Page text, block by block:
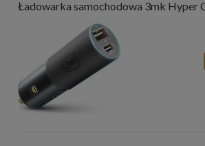
Ładowarka samochodowa 3mk Hyper